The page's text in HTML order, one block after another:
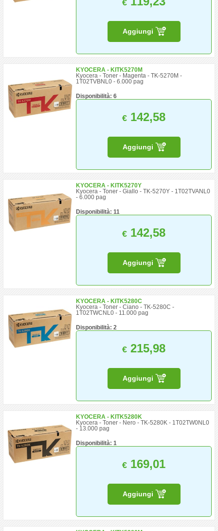
€
Aggiungi
KYOCERA - KITK5270M
Kyocera - Toner - Magenta - TK-5270M -
1T02TVBNL0 - 6.000 pag
Disponibilità: 6
€ 142,58
Aggiungi
KYOCERA - KITK5270Y
Kyocera - Toner - Giallo - TK-5270Y - 1T02TVANL0
- 6.000 pag
Disponibilità: 11
€ 142,58
Aggiungi
KYOCERA - KITK5280C
Kyocera - Toner - Ciano - TK-5280C -
1T02TWCNL0 - 11.000 pag
Disponibilità: 2
€ 215,98
Aggiungi
KYOCERA - KITK5280K
Kyocera - Toner - Nero - TK-5280K - 1T02TW0NL0
- 13.000 pag
Disponibilità: 1
€ 169,01
Aggiungi